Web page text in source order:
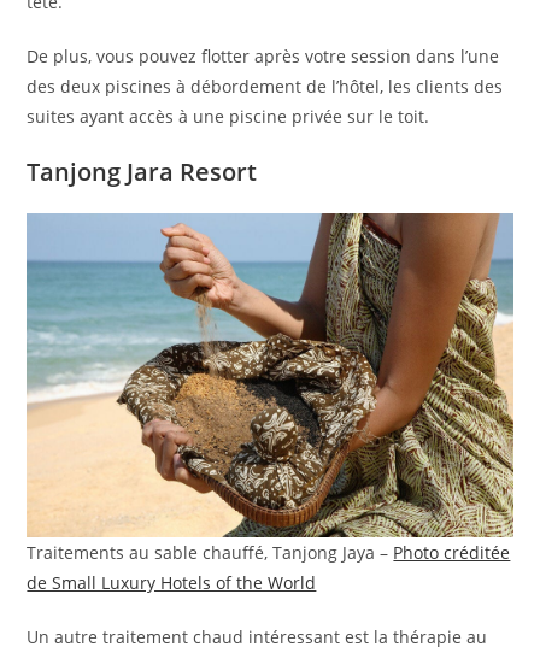
De plus, vous pouvez flotter après votre session dans l’une
des deux piscines à débordement de l’hôtel, les clients des
suites ayant accès à une piscine privée sur le toit.
Tanjong Jara Resort
Traitements au sable chauffé, Tanjong Jaya – Photo créditée
de Small Luxury Hotels of the World
Un autre traitement chaud intéressant est la thérapie au